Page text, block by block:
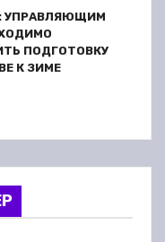
УПРАВЛЯЮЩИМ
ПОДГОТОВКУ
К ЗИМЕ